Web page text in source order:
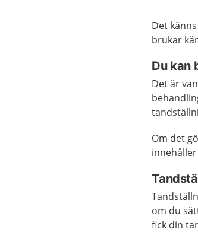
Det
brukar
Du kan
Det är
Om det
om du
fick din